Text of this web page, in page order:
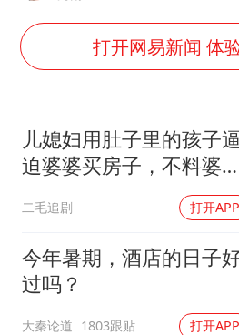
刘浩存百
“南湖号”
新疆阿克
习近平心
打开网易新闻 体
儿媳妇用肚子里的孩子逼
迫婆婆买房子，不料婆婆
二毛追剧 打开APP
今年暑期，酒店的日子
过吗？
大秦论道 1803跟贴 打开APP